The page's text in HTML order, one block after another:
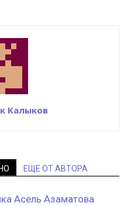
Калыков
ЕЩЕ ОТ АВТОРА
Асель Азаматова